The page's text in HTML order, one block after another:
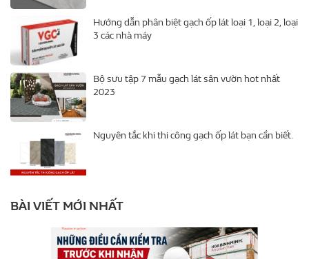
Hướng dẫn phân biệt gạch ốp lát loại 1, loại 2, loại
3 các nhà máy
Bộ sưu tập 7 mẫu gạch lát sân vườn hot nhất
2023
Nguyên tắc khi thi công gạch ốp lát bạn cần biết.
BÀI VIẾT MỚI NHẤT